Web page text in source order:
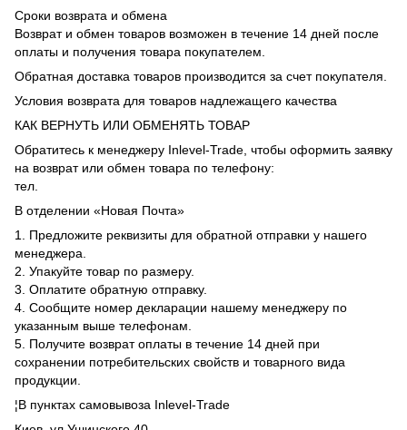
Сроки возврата и обмена
Возврат и обмен товаров возможен в течение 14 дней после
оплаты и получения товара покупателем.
Обратная доставка товаров производится за счет покупателя.
Условия возврата для товаров надлежащего качества
КАК ВЕРНУТЬ ИЛИ ОБМЕНЯТЬ ТОВАР
Обратитесь к менеджеру Inlevel-Trade, чтобы оформить заявку
на возврат или обмен товара по телефону:
тел.
В отделении «Новая Почта»
1. Предложите реквизиты для обратной отправки у нашего
менеджера.
2. Упакуйте товар по размеру.
3. Оплатите обратную отправку.
4. Сообщите номер декларации нашему менеджеру по
указанным выше телефонам.
5. Получите возврат оплаты в течение 14 дней при
сохранении потребительских свойств и товарного вида
продукции.
¦В пунктах самовывоза Inlevel-Trade